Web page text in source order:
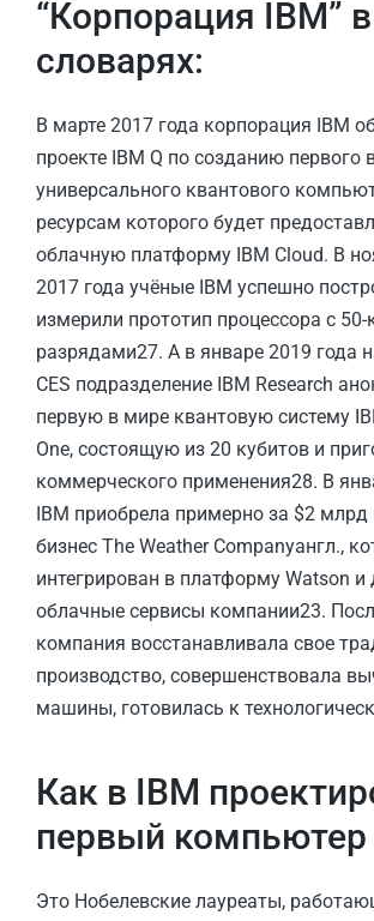
“Корпорация IBM”
словарях:
В марте 2017 года корпорация IBM
проекте IBM Q по созданию первого
универсального квантового
ресурсам которого будет
облачную платформу IBM Cloud. В
2017 года учёные IBM успешно
измерили прототип процессора с
разрядами27. А в январе 2019 года
CES подразделение IBM Research
первую в мире квантовую систему
One, состоящую из 20 кубитов и
коммерческого применения28. В
IBM приобрела примерно за $2
бизнес The Weather Companyангл.,
интегрирован в платформу Watson и
облачные сервисы компании23.
компания восстанавливала свое
производство, совершенствовала
машины, готовилась к
Как в IBM
первый компьютер
Это Нобелевские лауреаты,